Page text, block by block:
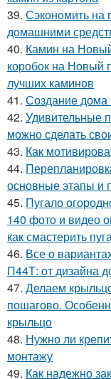
39. Сэкономить на
домашними
40. Камин на
коробок на Новый
лучших каминов
41. Создание дома
42. Удивительные
можно сделать
43. Как
44.
основные этапы и
45. Пугало
140 фото и видео
как смастерить
46. Все о
П44Т: от дизайна
47. Делаем
пошагово.
крыльцо
48. Нужно ли
монтажу
49. Как надежно